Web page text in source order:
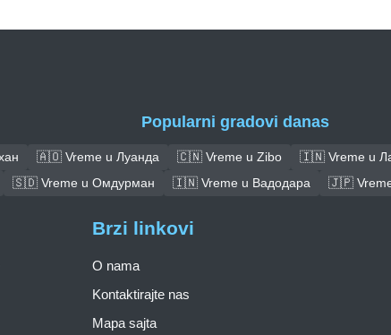
Popularni gradovi danas
🇦🇴 Vreme u Луанда 🇨🇳 Vreme u Zibo 🇮🇳 Vreme u
🇸🇩 Vreme u Омдурман 🇮🇳 Vreme u Вадодара 🇯🇵
Brzi linkovi
O nama
Kontaktirajte nas
Mapa sajta